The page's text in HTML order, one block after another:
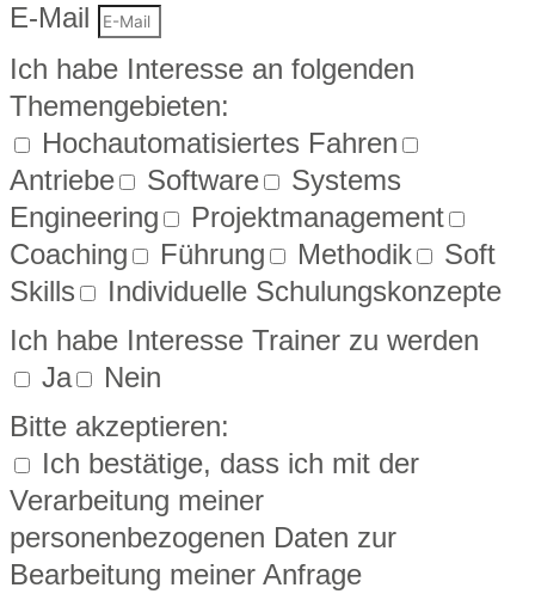
E-Mail
Ich habe Interesse an folgenden
Themengebieten:
Hochautomatisiertes Fahren
Antriebe
Software
Systems
Engineering
Projektmanagement
Coaching
Führung Methodik
Soft
Skills
Individuelle Schulungskonzepte
Ich habe Interesse Trainer zu werden
Ja
Nein
Bitte akzeptieren:
Ich bestätige, dass ich mit der
Verarbeitung meiner
personenbezogenen Daten zur
Bearbeitung meiner Anfrage